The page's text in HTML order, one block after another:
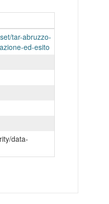
tar-abruzzo-
ed-esito
data-